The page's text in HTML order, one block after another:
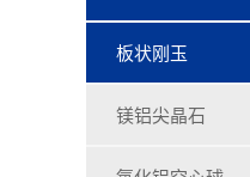
板状刚玉
镁铝尖晶石